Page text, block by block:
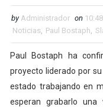
by Administrador on
Noticias, Paul Bostaph,
Paul Bostaph ha
proyecto liderado por su
estado trabajando en
esperan grabarlo